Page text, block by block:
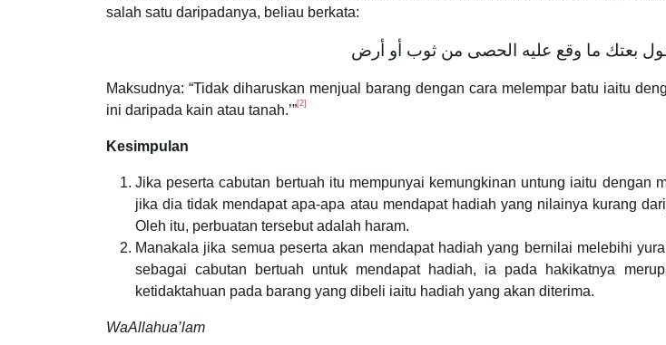
salah satu daripadanya, beliau berkata:
بعتك ما وقع عليه الحصى من ثوب أو أرض
Maksudnya: “Tidak diharuskan menjual barang dengan cara melempar batu iaitu
ini daripada kain atau tanah.’”[2]
Kesimpulan
Jika peserta cabutan bertuah itu mempunyai kemungkinan untung iaitu dengan
jika dia tidak mendapat apa-apa atau mendapat hadiah yang nilainya kurang
Oleh itu, perbuatan tersebut adalah haram.
Manakala jika semua peserta akan mendapat hadiah yang bernilai melebihi
sebagai cabutan bertuah untuk mendapat hadiah, ia pada hakikatnya
ketidaktahuan pada barang yang dibeli iaitu hadiah yang akan diterima.
WaAllahua’lam